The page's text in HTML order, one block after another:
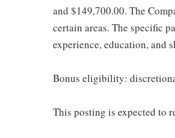
and $149,700.00. The
certain areas. The specific
experience, education, and
Bonus eligibility:
This posting is expected to